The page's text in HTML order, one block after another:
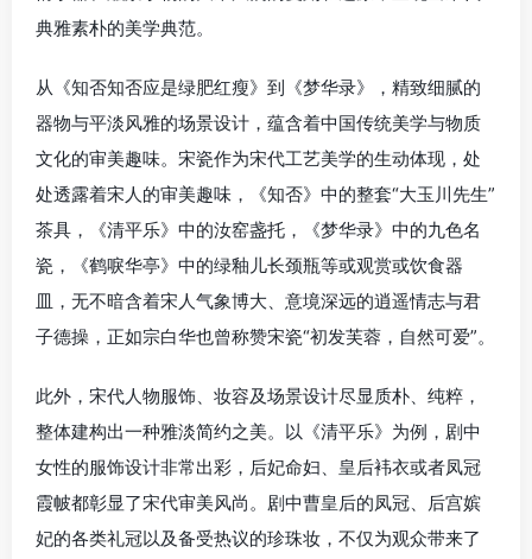
典雅素朴的美学典范。
从《知否知否应是绿肥红瘦》到《梦华录》，精致细腻的
器物与平淡风雅的场景设计，蕴含着中国传统美学与物质
文化的审美趣味。宋瓷作为宋代工艺美学的生动体现，处
处透露着宋人的审美趣味，《知否》中的整套“大玉川先生”
茶具，《清平乐》中的汝窑盏托，《梦华录》中的九色名
瓷，《鹤唳华亭》中的绿釉儿长颈瓶等或观赏或饮食器
皿，无不暗含着宋人气象博大、意境深远的逍遥情志与君
子德操，正如宗白华也曾称赞宋瓷“初发芙蓉，自然可爱”。
此外，宋代人物服饰、妆容及场景设计尽显质朴、纯粹，
整体建构出一种雅淡简约之美。以《清平乐》为例，剧中
女性的服饰设计非常出彩，后妃命妇、皇后袆衣或者凤冠
霞帔都彰显了宋代审美风尚。剧中曹皇后的凤冠、后宫嫔
妃的各类礼冠以及备受热议的珍珠妆，不仅为观众带来了